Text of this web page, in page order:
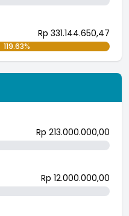
Rp 331.144.650,47
119.63%
Rp 213.000.000,00
Rp 12.000.000,00